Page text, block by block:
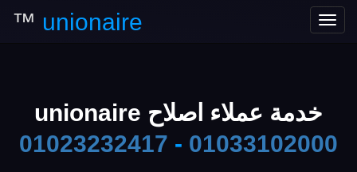
Toggle
unionaire
™
خدمة عملاء اصلاح unionaire
01023232417 - 01033102000